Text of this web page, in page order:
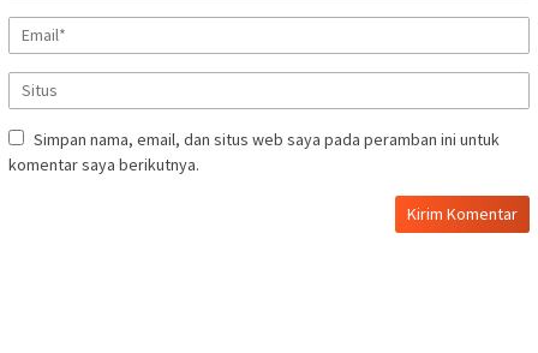
Simpan nama, email, dan situs web saya pada peramban ini untuk
komentar saya berikutnya.